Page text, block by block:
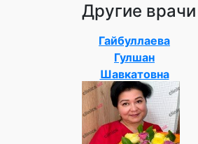
Другие
Гайбуллаева
Гулшан
Шавкатовна